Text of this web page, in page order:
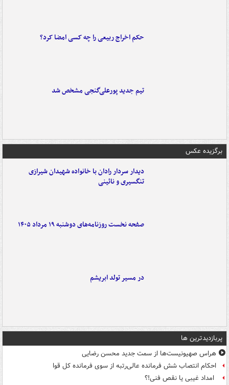
حکم اخراج ربیعی را چه کسی امضا کرد؟
تیم جدید پورعلی‌گنجی مشخص شد
برگزیده عکس
دیدار سردار رادان با خانواده‌ شهیدان شیرازی
تنگسیری و نائینی
صفحه نخست روزنامه‌های دوشنبه ۱۹ مرداد ۱۴۰۵
در مسیر تولد ابریشم
پربازدیدترین ها
هراس صهیونیست‌ها از سمت جدید محسن رضایی
احکام انتصاب شش فرمانده عالی‌رتبه از سوی فرمانده کل قوا
امداد غیبی یا نقص فنی!؟